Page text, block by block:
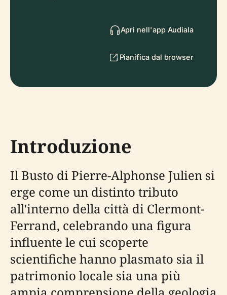
Apri nell'app Audiala
Pianifica dal browser
Introduzione
Il Busto di Pierre-Alphonse Julien si
erge come un distinto tributo
all'interno della città di Clermont-
Ferrand, celebrando una figura
influente le cui scoperte
scientifiche hanno plasmato sia il
patrimonio locale sia una più